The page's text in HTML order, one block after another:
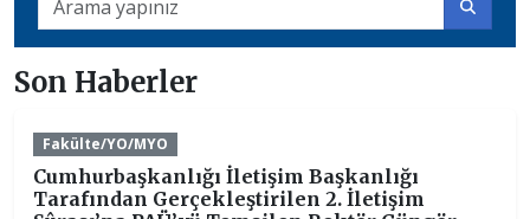
Son Haberler
Fakülte/YO/MYO
Cumhurbaşkanlığı İletişim Başkanlığı
Tarafından Gerçekleştirilen 2. İletişim